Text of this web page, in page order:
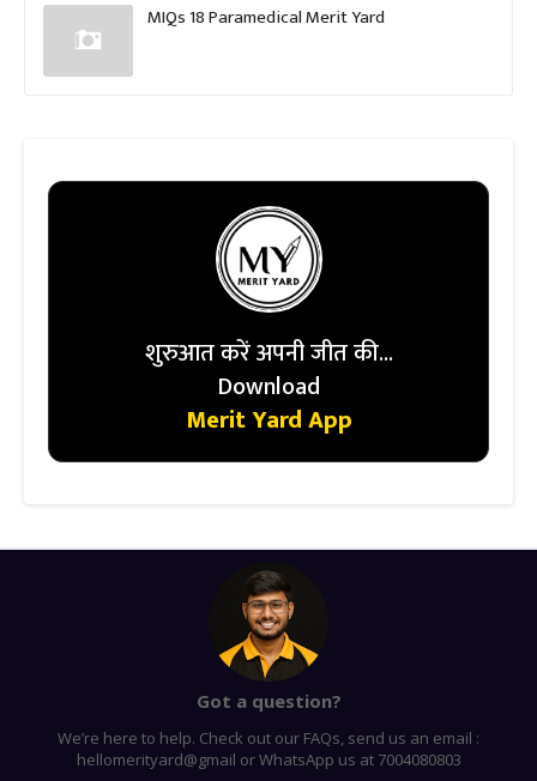
MIQs 18 Paramedical Merit Yard
शुरुआत करें अपनी जीत की...
Download
Merit Yard App
Got a question?
We’re here to help. Check out our FAQs, send us an email :
hellomerityard@gmail or WhatsApp us at 7004080803